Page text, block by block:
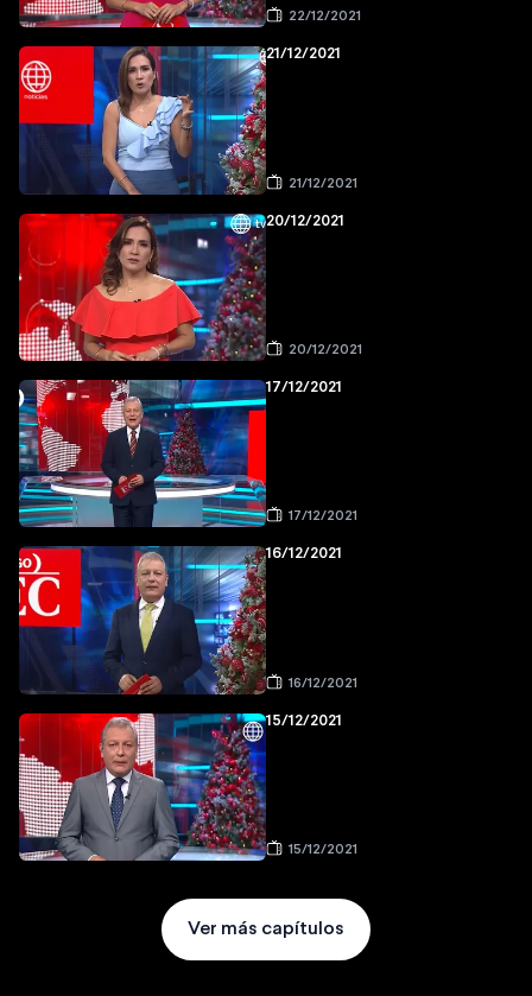
22/12/2021
21/12/2021
21/12/2021
20/12/2021
20/12/2021
17/12/2021
17/12/2021
16/12/2021
16/12/2021
15/12/2021
15/12/2021
Ver más capítulos